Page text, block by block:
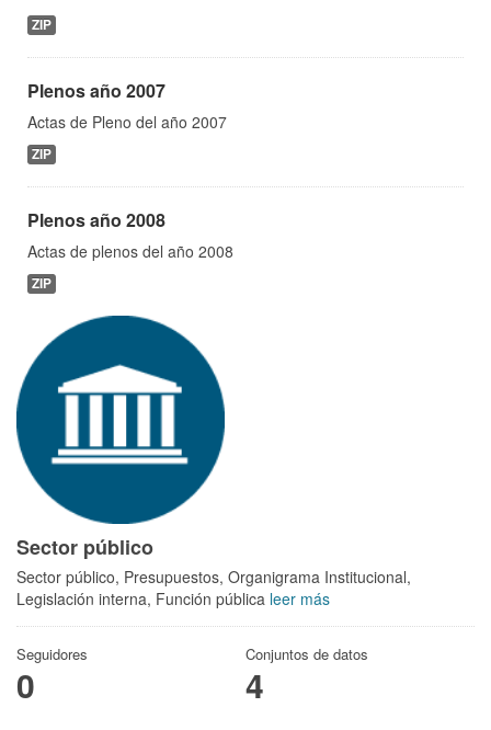
ZIP
Plenos año 2007
Actas de Pleno del año 2007
ZIP
Plenos año 2008
Actas de plenos del año 2008
ZIP
Sector público
Sector público, Presupuestos, Organigrama Institucional,
Legislación interna, Función pública leer más
Seguidores
0
Conjuntos de datos
4